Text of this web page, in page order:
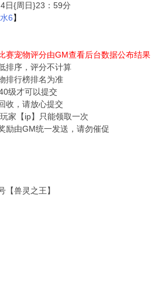
日{周日}23：59分
水6】
赛宠物评分由GM查看后台数据公布结果
排序，评分不计算
排行榜排名为准
级才可以提交
收，请放心提交
家【ip】只能领取一次
励由GM统一发送，请勿催促
【兽灵之王】